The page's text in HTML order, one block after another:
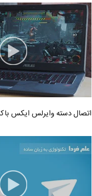
اتصال دسته وایرلس ایکس باکس 360 به